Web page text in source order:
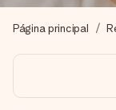
Crea algo
un mensaje
todo el amor
Página principal